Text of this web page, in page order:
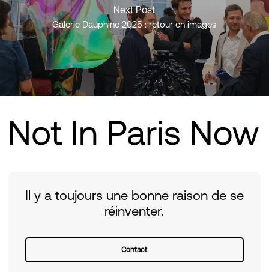
Next Post
Galerie Dauphine 2025 : retour en images
Il y a toujours une bonne raison de se
réinventer.
Contact